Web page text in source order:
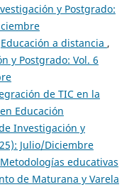
y Postgrado:
Educación a distancia ,
y Postgrado: Vol. 6
de TIC en la
Educación
Investigación y
Julio/Diciembre
Metodologías educativas
de Maturana y Varela